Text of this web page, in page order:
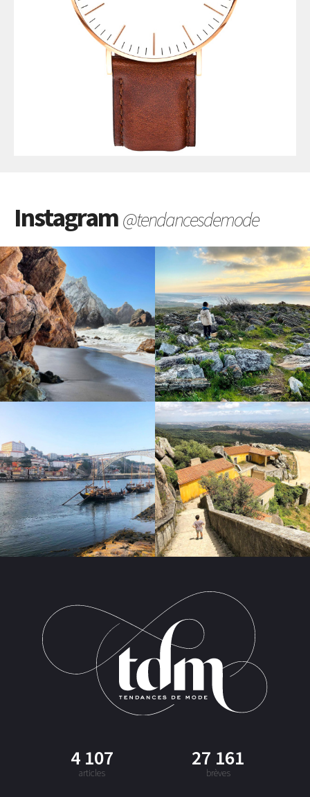
Instagram@tendancesdemode
4 107
articles
27 161
brèves